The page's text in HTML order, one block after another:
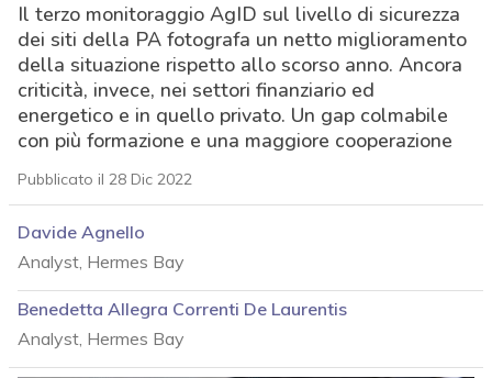
Il terzo monitoraggio AgID sul livello di sicurezza
dei siti della PA fotografa un netto miglioramento
della situazione rispetto allo scorso anno. Ancora
criticità, invece, nei settori finanziario ed
energetico e in quello privato. Un gap colmabile
con più formazione e una maggiore cooperazione
Pubblicato il 28 Dic 2022
Davide Agnello
Analyst, Hermes Bay
Benedetta Allegra Correnti De Laurentis
Analyst, Hermes Bay